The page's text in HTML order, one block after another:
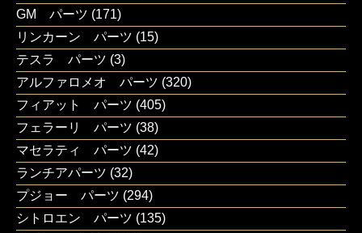
GM パーツ (171)
リンカーン パーツ (15)
テスラ パーツ (3)
アルファロメオ パーツ (320)
フィアット パーツ (405)
フェラーリ パーツ (38)
マセラティ パーツ (42)
ランチアパーツ (32)
プジョー パーツ (294)
シトロエン パーツ (135)